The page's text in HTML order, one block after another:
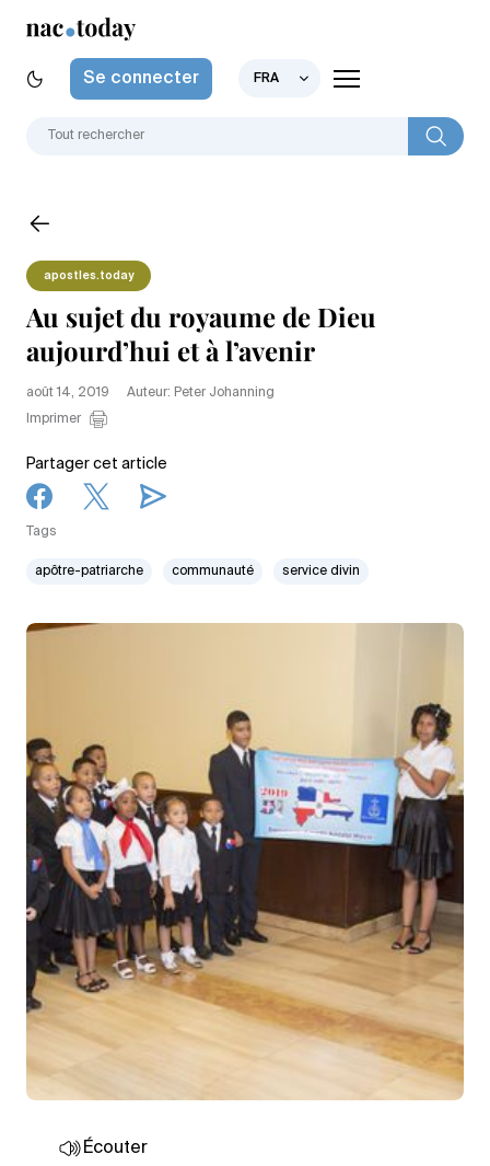
Se connecter FRA
apostles.today
Au sujet du royaume de Dieu
aujourd’hui et à l’avenir
août 14, 2019
Auteur: Peter Johanning
Imprimer
Partager cet article
Tags
apôtre-patriarche communauté service divin
Écouter